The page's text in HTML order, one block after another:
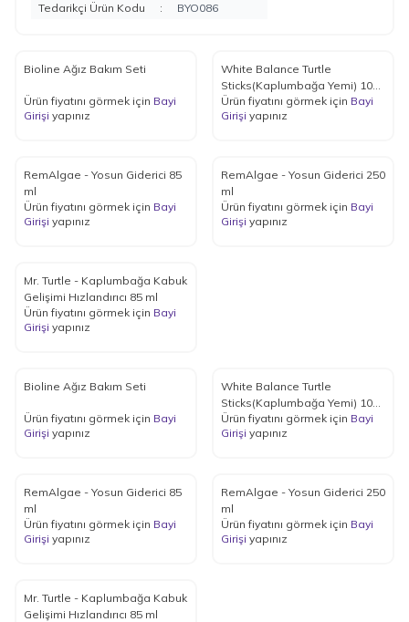
Tedarikçi Ürün Kodu
: BYO086
Bioline Ağız Bakım Seti
Ürün fiyatını görmek için Bayi
Girişi yapınız
White Balance Turtle
Sticks(Kaplumbağa Yemi) 1000
ml
Ürün fiyatını görmek için Bayi
Girişi yapınız
RemAlgae - Yosun Giderici 85
ml
Ürün fiyatını görmek için Bayi
Girişi yapınız
RemAlgae - Yosun Giderici 250
ml
Ürün fiyatını görmek için Bayi
Girişi yapınız
Mr. Turtle - Kaplumbağa Kabuk
Gelişimi Hızlandırıcı 85 ml
Ürün fiyatını görmek için Bayi
Girişi yapınız
Bioline Ağız Bakım Seti
Ürün fiyatını görmek için Bayi
Girişi yapınız
White Balance Turtle
Sticks(Kaplumbağa Yemi) 1000
ml
Ürün fiyatını görmek için Bayi
Girişi yapınız
RemAlgae - Yosun Giderici 85
ml
Ürün fiyatını görmek için Bayi
Girişi yapınız
RemAlgae - Yosun Giderici 250
ml
Ürün fiyatını görmek için Bayi
Girişi yapınız
Mr. Turtle - Kaplumbağa Kabuk
Gelişimi Hızlandırıcı 85 ml